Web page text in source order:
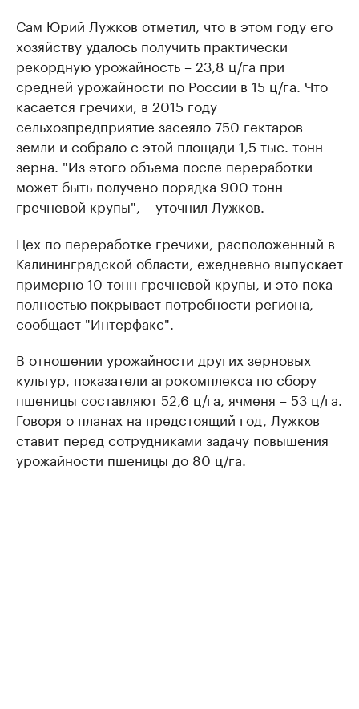
Сам Юрий Лужков отметил, что в этом году его
хозяйству удалось получить практически
рекордную урожайность – 23,8 ц/га при
средней урожайности по России в 15 ц/га. Что
касается гречихи, в 2015 году
сельхозпредприятие засеяло 750 гектаров
земли и собрало с этой площади 1,5 тыс. тонн
зерна. "Из этого объема после переработки
может быть получено порядка 900 тонн
гречневой крупы", – уточнил Лужков.
Цех по переработке гречихи, расположенный в
Калининградской области, ежедневно выпускает
примерно 10 тонн гречневой крупы, и это пока
полностью покрывает потребности региона,
сообщает "Интерфакс".
В отношении урожайности других зерновых
культур, показатели агрокомплекса по сбору
пшеницы составляют 52,6 ц/га, ячменя – 53 ц/га.
Говоря о планах на предстоящий год, Лужков
ставит перед сотрудниками задачу повышения
урожайности пшеницы до 80 ц/га.